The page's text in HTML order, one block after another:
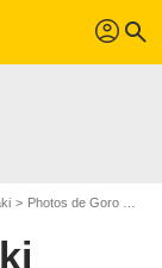
profil search
Photos de Goro Miyazaki